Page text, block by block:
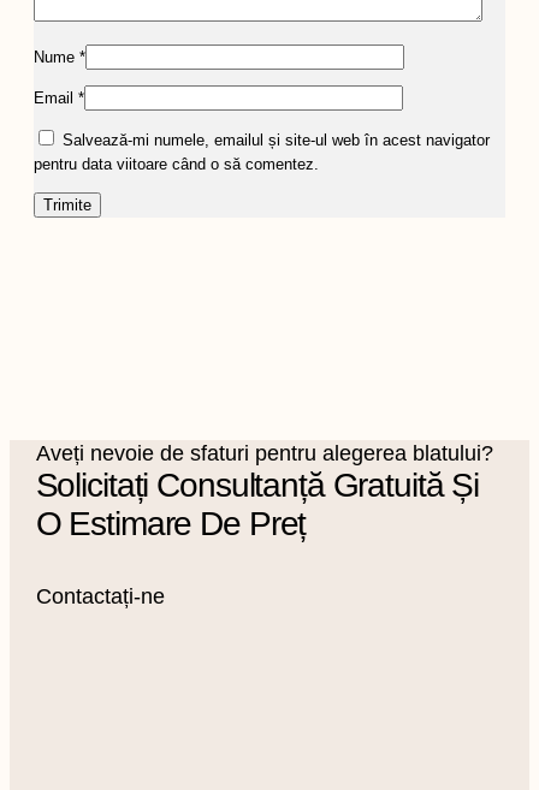
Nume *
Email *
Salvează-mi numele, emailul și site-ul web în acest navigator
pentru data viitoare când o să comentez.
Aveți nevoie de sfaturi pentru alegerea blatului?
Solicitați Consultanță Gratuită Și
O Estimare De Preț
Contactați-ne